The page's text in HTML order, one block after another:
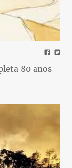
80 anos